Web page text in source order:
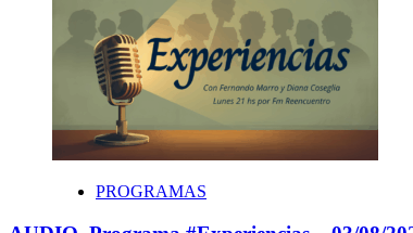
PROGRAMAS